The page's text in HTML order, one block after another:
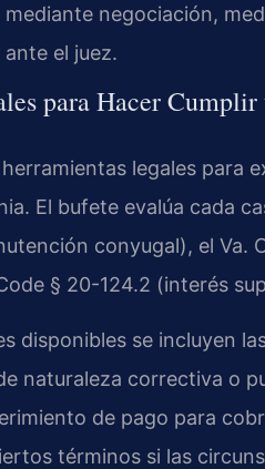
negociación,
el juez.
para Hacer
legales para
El bufete evalúa cada
conyugal), el Va.
§ 20-124.2 (interés
disponibles se incluyen
naturaleza correctiva o
de pago para
términos si las